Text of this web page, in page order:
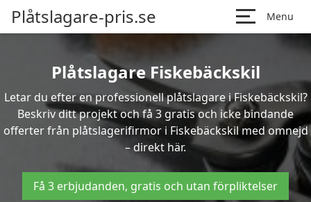
Plåtslagare-pris.se Menu
Plåtslagare Fiskebäckskil
Letar du efter en professionell plåtslagare i Fiskebäckskil?
Beskriv ditt projekt och få 3 gratis och icke bindande
offerter från plåtslagerifirmor i Fiskebäckskil med omnejd
– direkt här.
Få 3 erbjudanden, gratis och utan förpliktelser